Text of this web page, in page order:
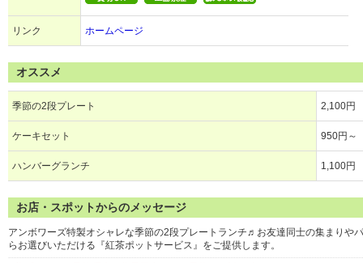
リンク ホームページ
オススメ
季節の2段プレート 2,100円
ケーキセット 950円～
ハンバーグランチ 1,100円
お店・スポットからのメッセージ
アンボワーズ特製オシャレな季節の2段プレートランチ♬お友達同士の集まりや
らお選びいただける『紅茶ポットサービス』をご提供します。